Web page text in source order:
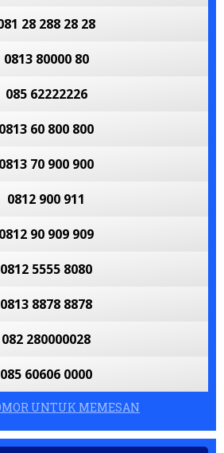
28 288 28 28
0813 80000 80
085 62222226
0813 60 800 800
0813 70 900 900
0812 900 911
0812 90 909 909
0812 5555 8080
0813 8878 8878
082 280000028
085 60606 0000
UNTUK MEMESAN